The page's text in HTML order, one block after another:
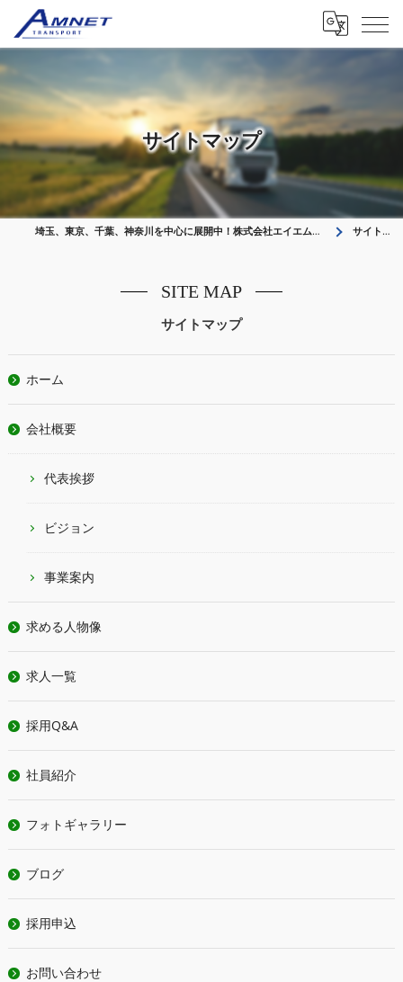
サイトマップ
埼玉、東京、千葉、神奈川を中心に展開中！株式会社エイエムネット ドライバーを募集中 サイトマップ
サイトマップ
SITE MAP
ホーム
会社概要
代表挨拶
ビジョン
事業案内
求める人物像
求人一覧
採用Q&A
社員紹介
フォトギャラリー
ブログ
採用申込
お問い合わせ